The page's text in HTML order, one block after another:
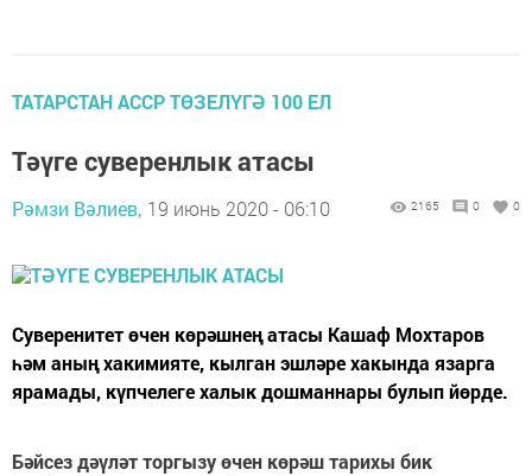
ТАТАРСТАН АССР ТӨЗЕЛҮГӘ 100 ЕЛ
Тәүге суверенлык атасы
Рәмзи Вәлиев, 19 июнь 2020 - 06:10 2165 0 0
Суверенитет өчен көрәшнең атасы Кашаф Мохтаров
һәм аның хакимияте, кылган эшләре хакында язарга
ярамады, күпчелеге халык дошманнары булып йөрде.
Бәйсез дәүләт торгызу өчен көрәш тарихы бик